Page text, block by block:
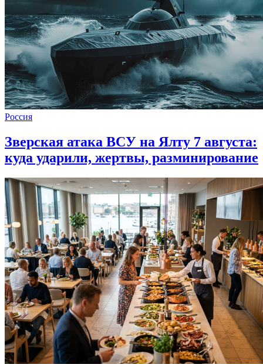
Россия
Зверская атака ВСУ на Ялту 7 августа:
куда ударили, жертвы, разминирование